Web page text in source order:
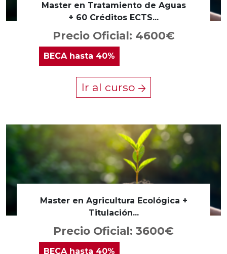
Master en Tratamiento de Aguas
+ 60 Créditos ECTS...
Precio Oficial: 4600€
BECAhasta 40%
Ir al curso
Master en Agricultura Ecológica +
Titulación...
Precio Oficial: 3600€
BECA hasta 40%